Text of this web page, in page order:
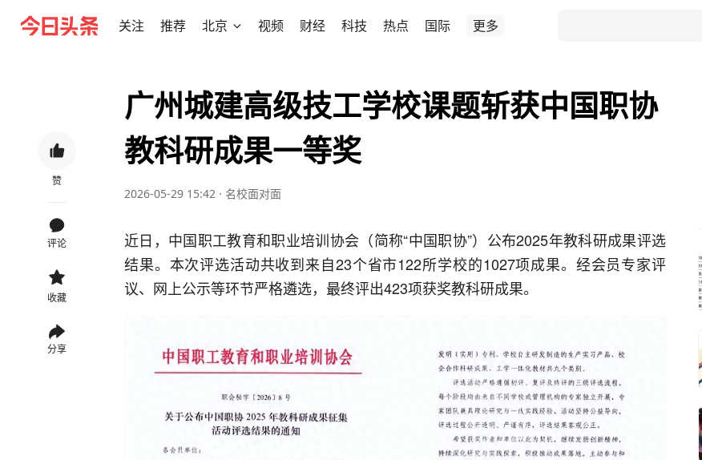
关注 推荐 北京 视频 财经 科技 热点 国际 更多
赞
评论
收藏
分享
广州城建高级技工学校课题斩获中国职协
教科研成果一等奖
2026-05-29 15:42 · 名校面对面
近日，中国职工教育和职业培训协会（简称“中国职协”）公布2025年教科研成果评选
结果。本次评选活动共收到来自23个省市122所学校的1027项成果。经会员专家评
议、网上公示等环节严格遴选，最终评出423项获奖教科研成果。